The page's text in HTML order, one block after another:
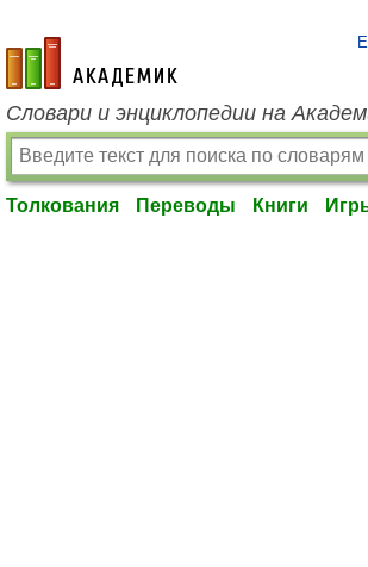
academic.ru
Словари и энциклопедии на
Толкования Переводы Книги